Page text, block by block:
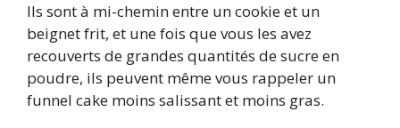
Ils sont à mi-chemin entre un cookie et un
beignet frit, et une fois que vous les avez
recouverts de grandes quantités de sucre en
poudre, ils peuvent même vous rappeler un
funnel cake moins salissant et moins gras.